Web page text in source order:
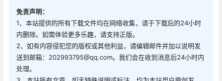
免责声明：
1、本站提供的所有下载文件均在网络收集，请于下载后的24小时
内删除。如需体验更多乐趣，请支持正版。
2、如有内容侵犯您的版权或其他利益，请编辑邮件并加以说明发
送到邮箱：202993795@qq.com。我们会在收到消息后24小时内
处理。